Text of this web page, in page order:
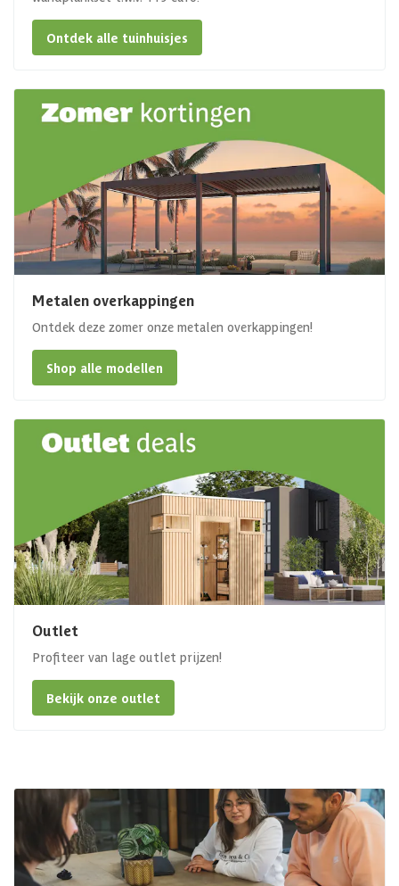
Ontdek alle tuinhuisjes
Metalen overkappingen
Ontdek deze zomer onze metalen overkappingen!
Shop alle modellen
Outlet
Profiteer van lage outlet prijzen!
Bekijk onze outlet